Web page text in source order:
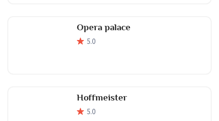
Opera palace
5.0
Hoffmeister
5.0